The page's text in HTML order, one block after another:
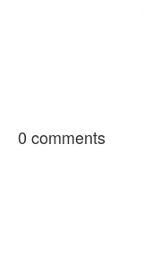
0 comments